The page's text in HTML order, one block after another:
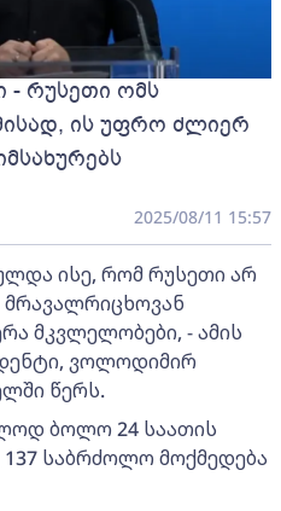
რუსეთი ომს
ის უფრო ძლიერ
2025/08/11 15:57
ისე, რომ რუსეთი არ
მკვლელობები, - ამის
ვოლოდიმირ
წერს.
ბოლო 24 საათის
საბრძოლო მოქმედება